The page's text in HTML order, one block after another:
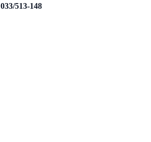
033/513-148